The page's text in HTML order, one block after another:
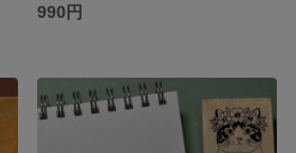
990円